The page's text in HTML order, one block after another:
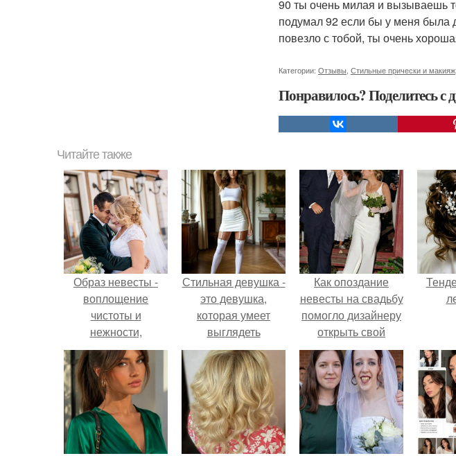
90 ты очень милая и вызываешь
подумал 92 если бы у меня была
повезло с тобой, ты очень
Категории: Отзывы Стильные прически и макияж
Понравилось? Поделитесь с
Читайте также
Образ невесты -
воплощение
чистоты и
нежности,
романтики и
красоты.
Стильная девушка -
это девушка,
которая умеет
выглядеть
привлекательно и
элегантно в любои
ситуации.
Как опоздание
невесты на свадьбу
помогло дизайнеру
открыть свой
бренд.